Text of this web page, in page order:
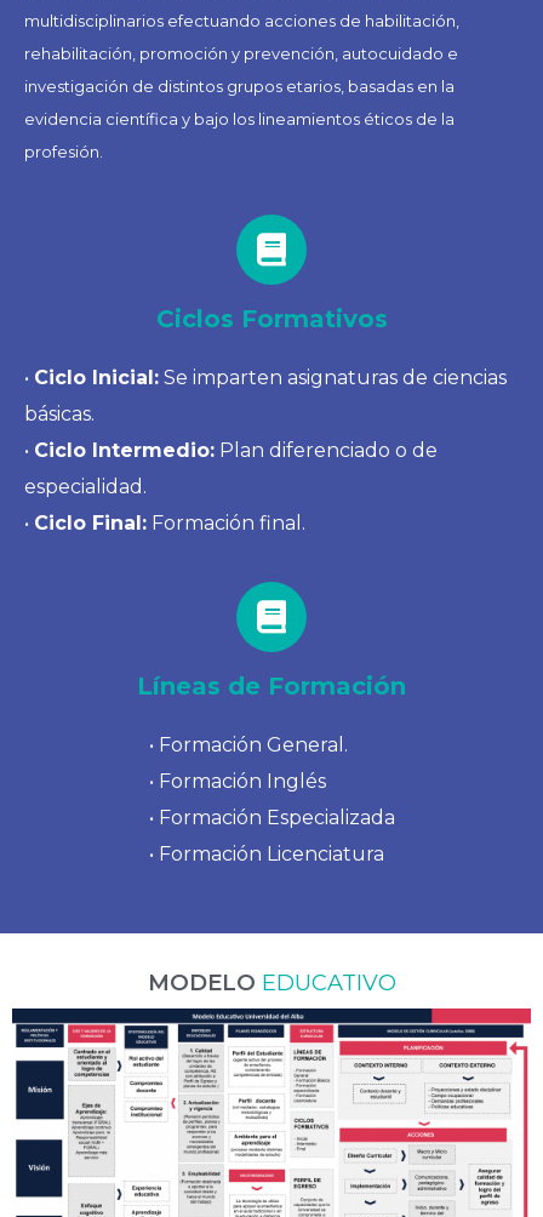
multidisciplinarios efectuando acciones de habilitación,
rehabilitación, promoción y prevención, autocuidado e
investigación de distintos grupos etarios, basadas en la
evidencia científica y bajo los lineamientos éticos de la
profesión.
Ciclos Formativos
• Ciclo Inicial: Se imparten asignaturas de ciencias
básicas.
• Ciclo Intermedio: Plan diferenciado o de
especialidad.
• Ciclo Final: Formación final.
Líneas de Formación
• Formación General.
• Formación Inglés
• Formación Especializada
• Formación Licenciatura
MODELO EDUCATIVO